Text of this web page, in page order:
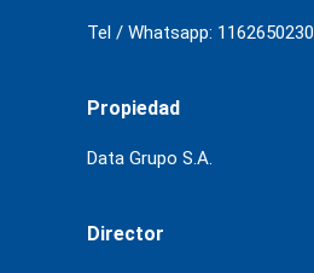
Tel / Whatsapp: 1162650230
Propiedad
Data Grupo S.A.
Director